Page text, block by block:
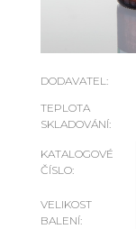
DODAVATEL:
TEPLOTA
SKLADOVÁNÍ:
KATALOGOVÉ
ČÍSLO:
VELIKOST
BALENÍ: